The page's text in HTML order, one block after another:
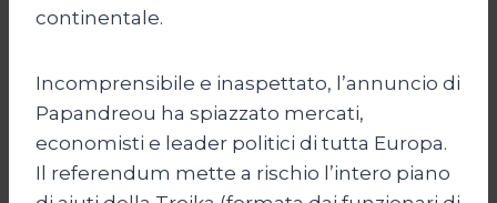
continentale.
Incomprensibile e inaspettato, l’annuncio di
Papandreou ha spiazzato mercati,
economisti e leader politici di tutta Europa.
Il referendum mette a rischio l’intero piano